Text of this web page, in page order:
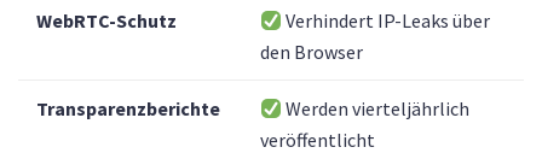
WebRTC-Schutz
Verhindert IP-Leaks über
den Browser
Transparenzberichte
Werden vierteljährlich
veröffentlicht